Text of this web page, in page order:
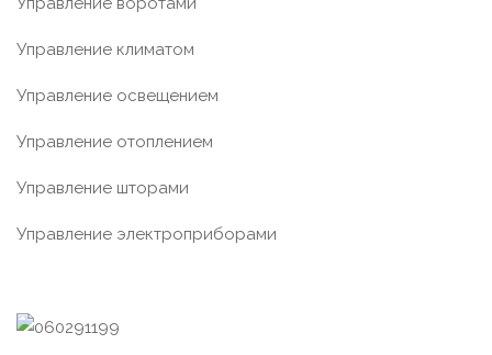
Управление климатом
Управление освещением
Управление отоплением
Управление шторами
Управление электроприборами